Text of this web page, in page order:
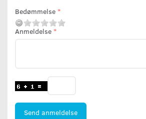
Bedømmelse
Anmeldelse
Send anmeldelse